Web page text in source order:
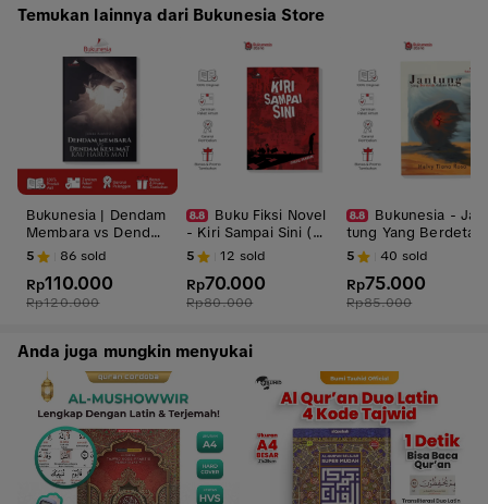
Temukan lainnya dari Bukunesia Store
Bukunesia | Dendam
Membara vs Denda
m, Kesumat Kau Har
us Mati | Novel Dram
a
5 86 sold
Rp110.000
Rp120.000
Buku Fiksi Novel
- Kiri Sampai Sini (B
ukunesia)
5 12 sold
Rp70.000
Rp80.000
Bukunesia - Jan
tung Yang Berdetak
Dalam Batu karya He
lvy Tiana Rosa - Buk
u Kumpulan Puisi
5 40 sold
Rp75.000
Rp85.000
Anda juga mungkin menyukai